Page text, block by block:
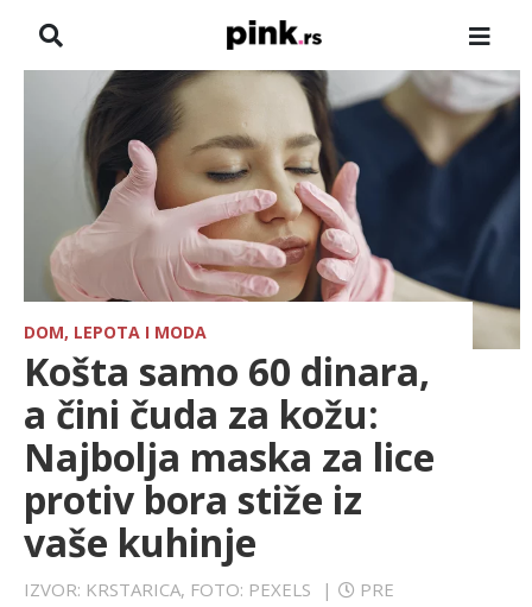
NASLOVNA
ZADRUGA
SHOWBIZ
HRONIKA
FARMERI
TV
SPORT
LIFESTYLE
DOM, LEPOTA I MODA
Košta samo 60 dinara,
a čini čuda za kožu:
Najbolja maska za lice
protiv bora stiže iz
vaše kuhinje
IZVOR: KRSTARICA, FOTO: PEXELS |
PRE